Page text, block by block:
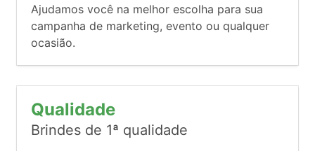
Ajudamos você na melhor escolha para sua
campanha de marketing, evento ou qualquer
ocasião.
Qualidade
Brindes de 1ª qualidade